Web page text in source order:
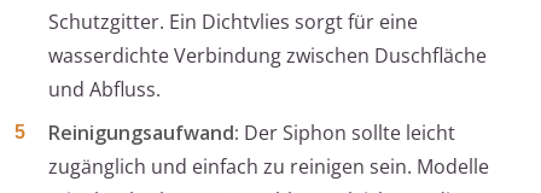
Schutzgitter. Ein Dichtvlies sorgt für eine
wasserdichte Verbindung zwischen Duschfläche
und Abfluss.
Reinigungsaufwand: Der Siphon sollte leicht
zugänglich und einfach zu reinigen sein. Modelle